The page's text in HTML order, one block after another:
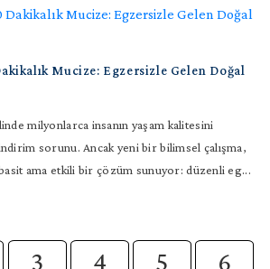
Mucize: Egzersizle Gelen Doğal
milyonlarca insanın yaşam kalitesini
sorunu. Ancak yeni bir bilimsel çalışma,
basit ama etkili bir çözüm sunuyor: düzenli eg...
3 4 5
6